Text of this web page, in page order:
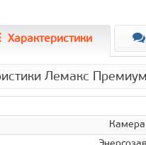
Характеристики
Лемакс
Камера